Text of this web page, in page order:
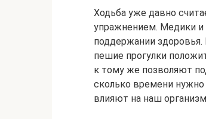
Ходьба уже давно
упражнением. Медики и
поддержании
пешие прогулки
к тому же позволяют
сколько времени
влияют на наш